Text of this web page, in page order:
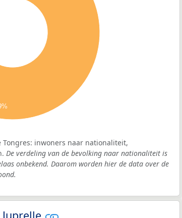
inwoners naar nationaliteit,
De verdeling van de bevolking naar nationaliteit is
onbekend. Daarom worden hier de data over de